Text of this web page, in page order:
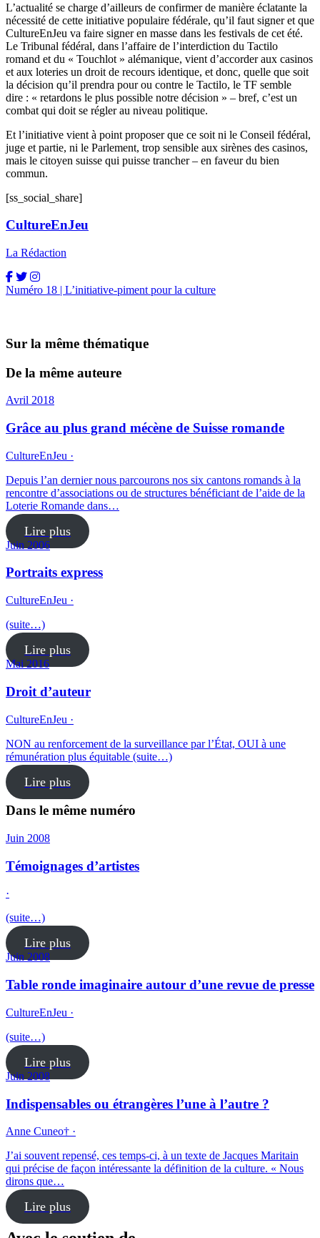
L’actualité se charge d’ailleurs de confirmer de manière éclatante la
nécessité de cette initiative populaire fédérale, qu’il faut signer et que
CultureEnJeu va faire signer en masse dans les festivals de cet été.
Le Tribunal fédéral, dans l’affaire de l’interdiction du Tactilo
romand et du « Touchlot » alémanique, vient d’accorder aux casinos
et aux loteries un droit de recours identique, et donc, quelle que soit
la décision qu’il prendra pour ou contre le Tactilo, le TF semble
dire : « retardons le plus possible notre décision » – bref, c’est un
combat qui doit se régler au niveau politique.
Et l’initiative vient à point proposer que ce soit ni le Conseil fédéral,
juge et partie, ni le Parlement, trop sensible aux sirènes des casinos,
mais le citoyen suisse qui puisse trancher – en faveur du bien
commun.
[ss_social_share]
CultureEnJeu
La Rédaction
Numéro 18 | L’initiative-piment pour la culture
Sur la même thématique
De la même auteure
Avril 2018
Grâce au plus grand mécène de Suisse romande
CultureEnJeu ·
Depuis l’an dernier nous parcourons nos six cantons romands à la
rencontre d’associations ou de structures bénéficiant de l’aide de la
Loterie Romande dans…
Lire plus
Juin 2006
Portraits express
CultureEnJeu ·
(suite…)
Lire plus
Mai 2016
Droit d’auteur
CultureEnJeu ·
NON au renforcement de la surveillance par l’État, OUI à une
rémunération plus équitable (suite…)
Lire plus
Dans le même numéro
Juin 2008
Témoignages d’artistes
·
(suite…)
Lire plus
Juin 2008
Table ronde imaginaire autour d’une revue de presse
CultureEnJeu ·
(suite…)
Lire plus
Juin 2008
Indispensables ou étrangères l’une à l’autre ?
Anne Cuneo† ·
J’ai souvent repensé, ces temps-ci, à un texte de Jacques Maritain
qui précise de façon intéressante la définition de la culture. « Nous
dirons que…
Lire plus